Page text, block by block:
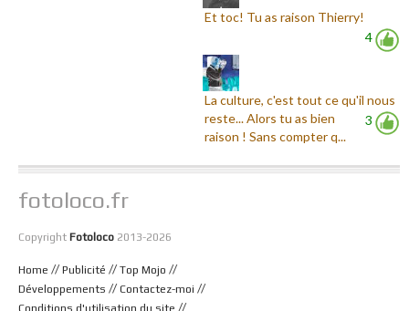
4
Et toc! Tu as raison Thierry!
3
La culture, c'est tout ce qu'il nous
reste... Alors tu as bien
raison ! Sans compter q...
fotoloco.fr
Copyright Fotoloco 2013-2026
Home // Publicité // Top Mojo //
Développements // Contactez-moi //
Conditions d'utilisation du site //